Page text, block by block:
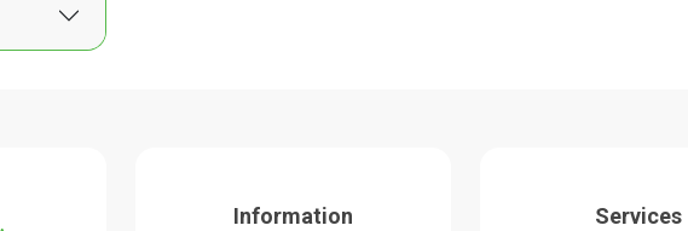
Information Services